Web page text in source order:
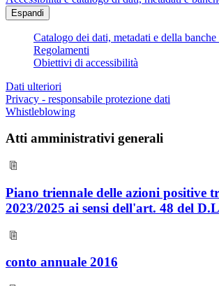
Espandi
Catalogo dei dati, metadati e della banche
Regolamenti
Obiettivi di accessibilità
Dati ulteriori
Privacy - responsabile protezione dati
Whistleblowing
Atti amministrativi generali
Piano triennale delle azioni positive
2023/2025 ai sensi dell'art. 48 del
conto annuale 2016